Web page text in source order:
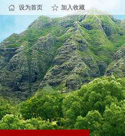
设为首页 加入收藏